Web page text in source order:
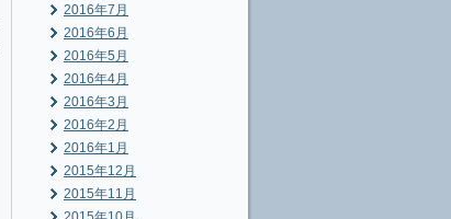
2016年7月
2016年6月
2016年5月
2016年4月
2016年3月
2016年2月
2016年1月
2015年12月
2015年11月